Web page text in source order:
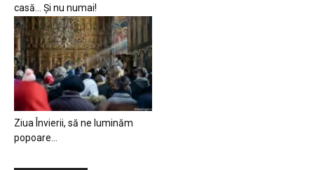
casă… Și nu numai!
Ziua Învierii, să ne luminăm
popoare…